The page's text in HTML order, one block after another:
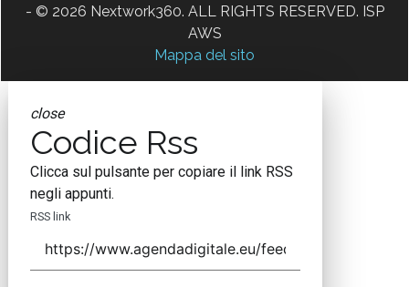
- © 2026 Nextwork360. ALL RIGHTS RESERVED. ISP
AWS
Mappa del sito
close
Codice Rss
Clicca sul pulsante per copiare il link RSS
negli appunti.
RSS link